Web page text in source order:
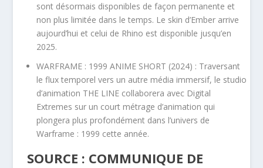
sont désormais disponibles de façon permanente et
non plus limitée dans le temps. Le skin d’Ember arrive
aujourd’hui et celui de Rhino est disponible jusqu’en
2025.
WARFRAME : 1999 ANIME SHORT (2024) : Traversant
le flux temporel vers un autre média immersif, le studio
d’animation THE LINE collaborera avec Digital
Extremes sur un court métrage d’animation qui
plongera plus profondément dans l’univers de
Warframe : 1999 cette année.
SOURCE : COMMUNIQUE DE